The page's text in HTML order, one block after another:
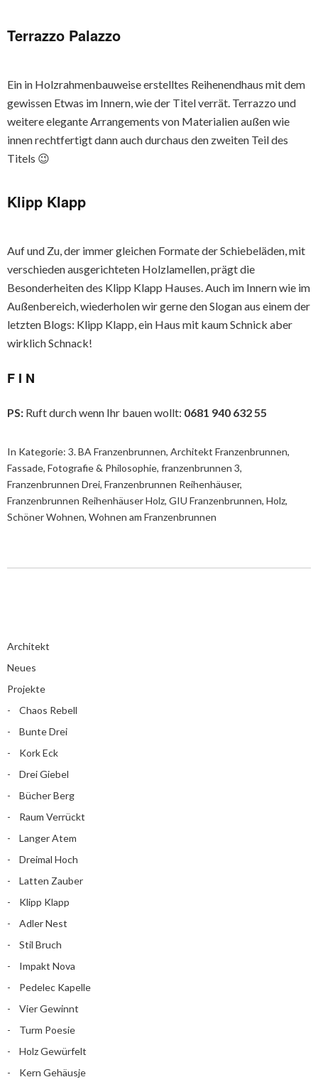
Terrazzo Palazzo
Ein in Holzrahmenbauweise erstelltes Reihenendhaus mit dem
gewissen Etwas im Innern, wie der Titel verrät. Terrazzo und
weitere elegante Arrangements von Materialien außen wie
innen rechtfertigt dann auch durchaus den zweiten Teil des
Titels 😉
Klipp Klapp
Auf und Zu, der immer gleichen Formate der Schiebeläden, mit
verschieden ausgerichteten Holzlamellen, prägt die
Besonderheiten des Klipp Klapp Hauses. Auch im Innern wie im
Außenbereich, wiederholen wir gerne den Slogan aus einem der
letzten Blogs: Klipp Klapp, ein Haus mit kaum Schnick aber
wirklich Schnack!
F I N
PS: Ruft durch wenn Ihr bauen wollt: 0681 940 632 55
In Kategorie: 3. BA Franzenbrunnen, Architekt Franzenbrunnen,
Fassade, Fotografie & Philosophie, franzenbrunnen 3,
Franzenbrunnen Drei, Franzenbrunnen Reihenhäuser,
Franzenbrunnen Reihenhäuser Holz, GIU Franzenbrunnen, Holz,
Schöner Wohnen, Wohnen am Franzenbrunnen
Architekt
Neues
Projekte
Chaos Rebell
Bunte Drei
Kork Eck
Drei Giebel
Bücher Berg
Raum Verrückt
Langer Atem
Dreimal Hoch
Latten Zauber
Klipp Klapp
Adler Nest
Stil Bruch
Impakt Nova
Pedelec Kapelle
Vier Gewinnt
Turm Poesie
Holz Gewürfelt
Kern Gehäusje